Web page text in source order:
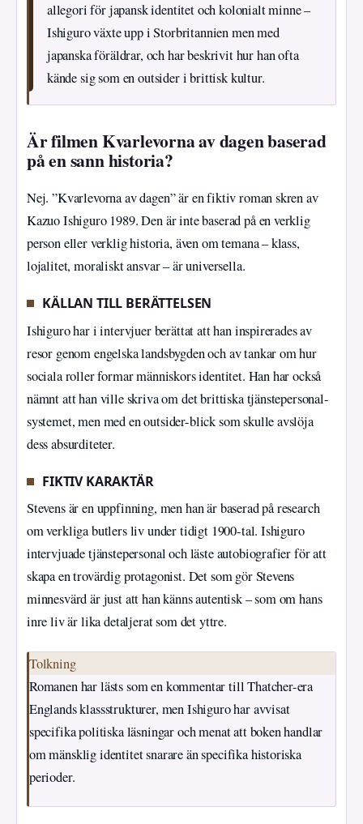
allegori för japansk identitet och kolonialt minne –
Ishiguro växte upp i Storbritannien men med
japanska föräldrar, och har beskrivit hur han ofta
kände sig som en outsider i brittisk kultur.
Är filmen Kvarlevorna av dagen baserad
på en sann historia?
Nej. ”Kvarlevorna av dagen” är en fiktiv roman skren av
Kazuo Ishiguro 1989. Den är inte baserad på en verklig
person eller verklig historia, även om temana – klass,
lojalitet, moraliskt ansvar – är universella.
KÄLLAN TILL BERÄTTELSEN
Ishiguro har i intervjuer berättat att han inspirerades av
resor genom engelska landsbygden och av tankar om hur
sociala roller formar människors identitet. Han har också
nämnt att han ville skriva om det brittiska tjänstepersonal-
systemet, men med en outsider-blick som skulle avslöja
dess absurditeter.
FIKTIV KARAKTÄR
Stevens är en uppfinning, men han är baserad på research
om verkliga butlers liv under tidigt 1900-tal. Ishiguro
intervjuade tjänstepersonal och läste autobiografier för att
skapa en trovärdig protagonist. Det som gör Stevens
minnesvärd är just att han känns autentisk – som om hans
inre liv är lika detaljerat som det yttre.
Tolkning
Romanen har lästs som en kommentar till Thatcher-era
Englands klassstrukturer, men Ishiguro har avvisat
specifika politiska läsningar och menat att boken handlar
om mänsklig identitet snarare än specifika historiska
perioder.